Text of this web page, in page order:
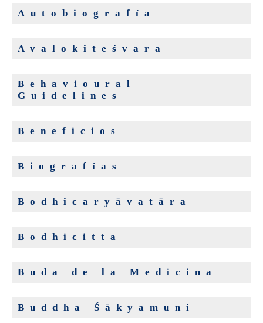
Autobiografía
Avalokiteśvara
Behavioural
Guidelines
Beneficios
Biografías
Bodhicaryāvatāra
Bodhicitta
Buda de la Medicina
Buddha Śākyamuni